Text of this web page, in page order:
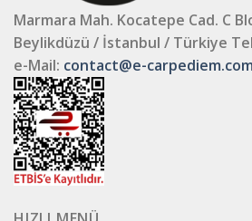
Marmara Mah. Kocatepe Cad. C
Beylikdüzü / İstanbul / Türkiye
e-Mail: contact@e-carpediem.com